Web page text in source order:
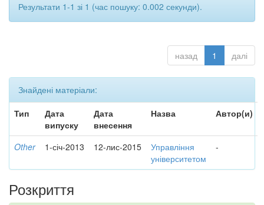
Результати 1-1 зі 1 (час пошуку: 0.002 секунди).
назад 1 далі
Знайдені матеріали:
Тип
Дата
випуску
Дата
внесення
Назва Автор(и)
Other 1-січ-2013 12-лис-2015
Управління
університетом
-
Розкриття